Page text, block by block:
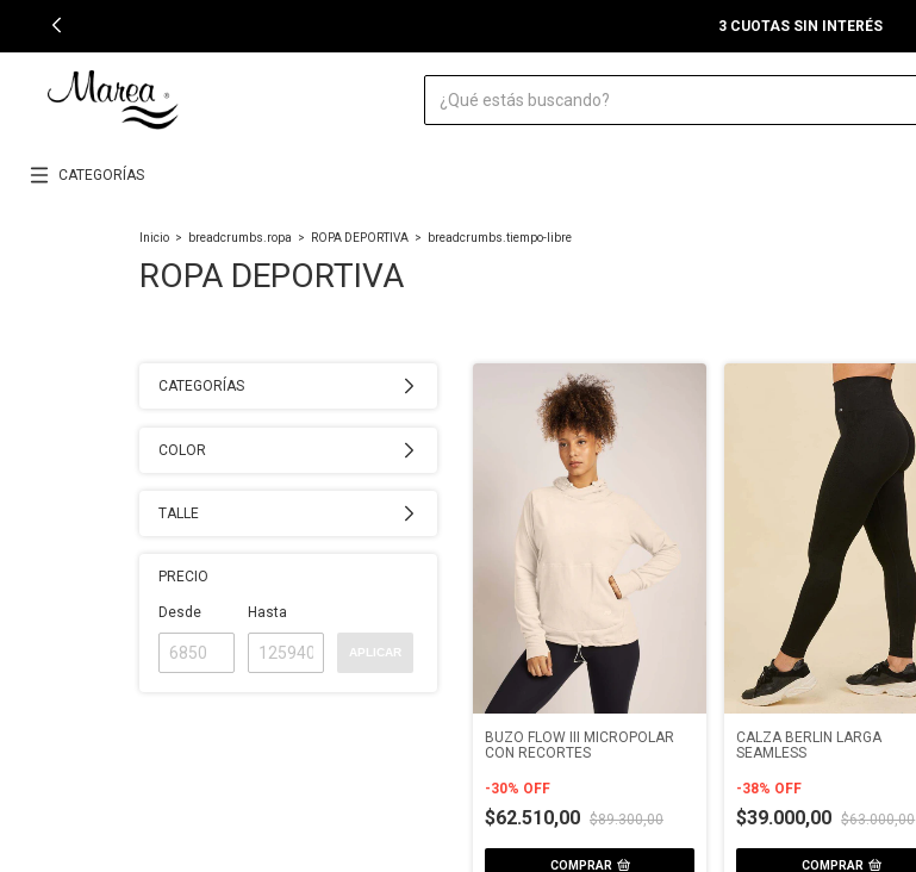
3 CUOTAS SIN INTERÉS
CATEGORÍAS
Inicio > breadcrumbs.ropa > ROPA DEPORTIVA > breadcrumbs.tiempo-libre
ROPA DEPORTIVA
CATEGORÍAS
COLOR
TALLE
PRECIO
Desde Hasta
APLICAR
BUZO FLOW III MICROPOLAR
CON RECORTES
-30% OFF
$62.510,00 $89.300,00
COMPRAR
CALZA BERLIN LARGA
SEAMLESS
-38% OFF
$39.000,00 $63.000,00
COMPRAR